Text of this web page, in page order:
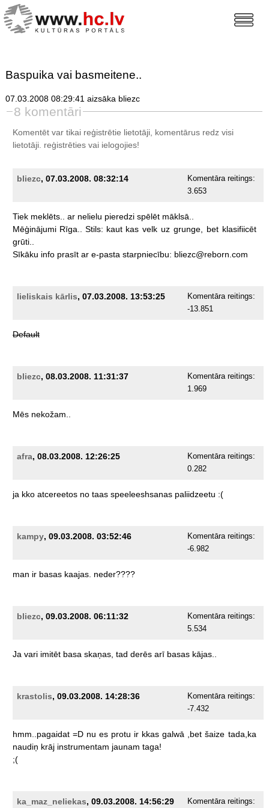
Baspuika vai basmeitene..
07.03.2008 08:29:41 aizsāka bliezc
8 komentāri
Komentēt var tikai reģistrētie lietotāji, komentārus redz visi
lietotāji. reģistrētiesvai ielogojies!
bliezc, 07.03.2008. 08:32:14
Komentāra reitings:
3.653
Tiek meklēts.. ar nelielu pieredzi spēlēt māklsā..
Mēģinājumi Rīga.. Stils: kaut kas velk uz grunge, bet klasifiicēt
grūti..
Sīkāku info prasīt ar e-pasta starpniecību: bliezc@reborn.com
lieliskais kārlis, 07.03.2008. 13:53:25
Komentāra reitings:
-13.851
Default
bliezc, 08.03.2008. 11:31:37
Komentāra reitings:
1.969
Mēs nekožam..
afra, 08.03.2008. 12:26:25
Komentāra reitings:
0.282
ja kko atcereetos no taas speeleeshsanas paliidzeetu :(
kampy, 09.03.2008. 03:52:46
Komentāra reitings:
-6.982
man ir basas kaajas. neder????
bliezc, 09.03.2008. 06:11:32
Komentāra reitings:
5.534
Ja vari imitēt basa skaņas, tad derēs arī basas kājas..
krastolis, 09.03.2008. 14:28:36
Komentāra reitings:
-7.432
hmm..pagaidat =D nu es protu ir kkas galwā ,bet šaize tada,ka
naudiņ krāj instrumentam jaunam taga!
;(
ka_maz_neliekas, 09.03.2008. 14:56:29 Komentāra reitings: